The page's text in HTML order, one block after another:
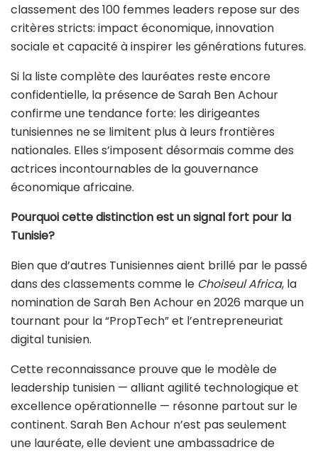
classement des 100 femmes leaders repose sur des
critères stricts: impact économique, innovation
sociale et capacité à inspirer les générations futures.
Si la liste complète des lauréates reste encore
confidentielle, la présence de Sarah Ben Achour
confirme une tendance forte: les dirigeantes
tunisiennes ne se limitent plus à leurs frontières
nationales. Elles s’imposent désormais comme des
actrices incontournables de la gouvernance
économique africaine.
Pourquoi cette distinction est un signal fort pour la
Tunisie?
Bien que d’autres Tunisiennes aient brillé par le passé
dans des classements comme le Choiseul Africa, la
nomination de Sarah Ben Achour en 2026 marque un
tournant pour la “PropTech” et l’entrepreneuriat
digital tunisien.
Cette reconnaissance prouve que le modèle de
leadership tunisien — alliant agilité technologique et
excellence opérationnelle — résonne partout sur le
continent. Sarah Ben Achour n’est pas seulement
une lauréate, elle devient une ambassadrice de